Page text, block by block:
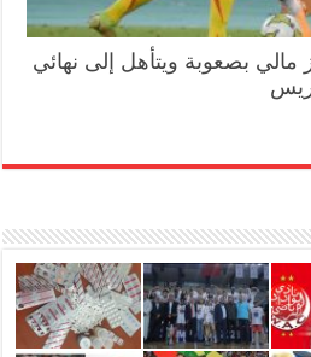
مالي بصعوبة ويتأهل إلى نهائي